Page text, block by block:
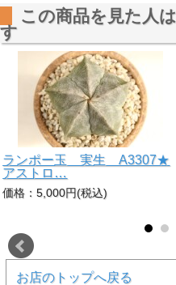
この商品を見た人
す
ランポー玉 実生 A3307★
アストロ…
価格：5,000円(税込)
お店のトップへ戻る